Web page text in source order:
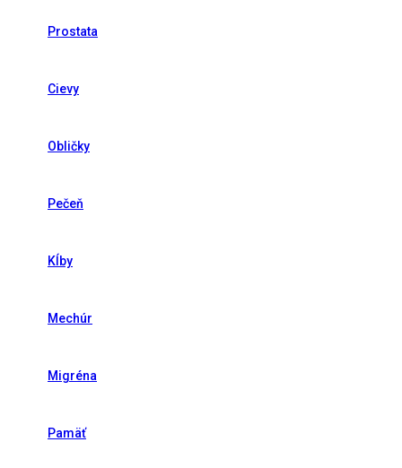
Prostata
Cievy
Obličky
Pečeň
Kĺby
Mechúr
Migréna
Pamäť